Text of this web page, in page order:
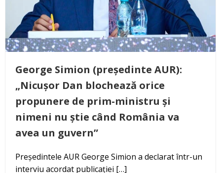
George Simion (președinte AUR):
„Nicușor Dan blochează orice
propunere de prim-ministru și
nimeni nu știe când România va
avea un guvern”
Președintele AUR George Simion a declarat într-un
interviu acordat publicației […]